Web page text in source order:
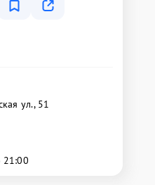
ул., 51
21:00